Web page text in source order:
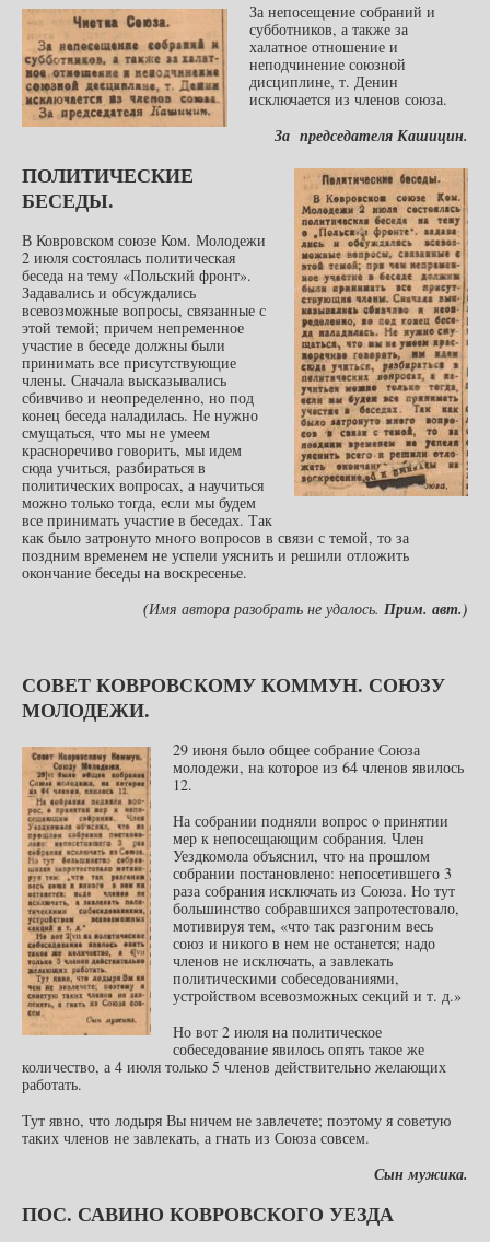
За непосещение собраний и
субботников, а также за
халатное отношение и
неподчинение союзной
дисциплине, т. Денин
исключается из членов союза.
За председателя Кашицин.
ПОЛИТИЧЕСКИЕ
БЕСЕДЫ.
В Ковровском союзе Ком. Молодежи
2 июля состоялась политическая
беседа на тему «Польский фронт».
Задавались и обсуждались
всевозможные вопросы, связанные с
этой темой; причем непременное
участие в беседе должны были
принимать все присутствующие
члены. Сначала высказывались
сбивчиво и неопределенно, но под
конец беседа наладилась. Не нужно
смущаться, что мы не умеем
красноречиво говорить, мы идем
сюда учиться, разбираться в
политических вопросах, а научиться
можно только тогда, если мы будем
все принимать участие в беседах. Так
как было затронуто много вопросов в связи с темой, то за
поздним временем не успели уяснить и решили отложить
окончание беседы на воскресенье.
(Имя автора разобрать не удалось. Прим. авт.)
СОВЕТ КОВРОВСКОМУ КОММУН. СОЮЗУ
МОЛОДЕЖИ.
29 июня было общее собрание Союза
молодежи, на которое из 64 членов явилось
12.
На собрании подняли вопрос о принятии
мер к непосещающим собрания. Член
Уездкомола объяснил, что на прошлом
собрании постановлено: непосетившего 3
раза собрания исключать из Союза. Но тут
большинство собравшихся запротестовало,
мотивируя тем, «что так разгоним весь
союз и никого в нем не останется; надо
членов не исключать, а завлекать
политическими собеседованиями,
устройством всевозможных секций и т. д.»
Но вот 2 июля на политическое
собеседование явилось опять такое же
количество, а 4 июля только 5 членов действительно желающих
работать.
Тут явно, что лодыря Вы ничем не завлечете; поэтому я советую
таких членов не завлекать, а гнать из Союза совсем.
Сын мужика.
ПОС. САВИНО КОВРОВСКОГО УЕЗДА